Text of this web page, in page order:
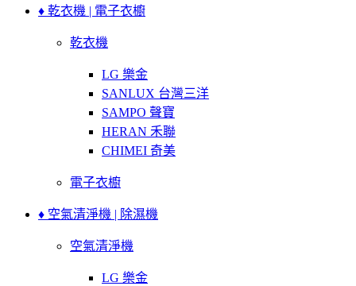
♦ 乾衣機 | 電子衣櫥
乾衣機
LG 樂金
SANLUX 台灣三洋
SAMPO 聲寶
HERAN 禾聯
CHIMEI 奇美
電子衣櫥
♦ 空氣清淨機 | 除濕機
空氣清淨機
LG 樂金